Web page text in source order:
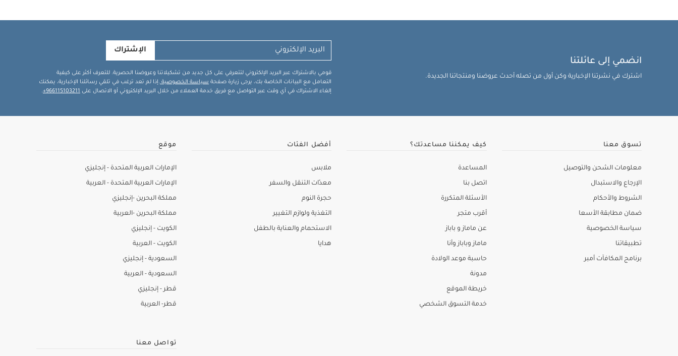
انضمي إلى عائلتنا
اشترك في نشرتنا الإخبارية وكن أول من تصله أحدث عروضنا ومنتجاتنا الجديدة.
الإشتراك
قومي بالاشتراك عبر البريد الإلكتروني لتتعرفي على كل جديد من تشكيلاتنا وعروضنا الحصرية. للتعرف أكثر على كيفية
التعامل مع البيانات الخاصة بك، يرجى زيارة صفحة سياسة الخصوصية .إذا لم تعد ترغب في تلقي رسائلنا الإخبارية، يمكنك
إلغاء الاشتراك في أي وقت عبر التواصل مع فريق خدمة العملاء من خلال البريد الإلكتروني أو الاتصال على 966115103211+
.
تسوق معنا
معلومات الشحن والتوصيل
الإرجاع والاستبدال
الشروط والأحكام
ضمان مطابقة الأسعا
سياسة الخصوصية
تطبيقاتنا
برنامج المكافآت أمبر
كيف يمكننا مساعدتك؟
المساعدة
اتصل بنا
الأسئلة المتكررة
أقرب متجر
عن ماماز و باباز
ماماز وباباز وأنا
حاسبة موعد الولادة
مدونة
خريطة الموقع
خدمة التسوق الشخصي
أفضل الفئات
ملابس
معدّات التنقل والسفر
حجرة النوم
التغذية ولوازم التغيير
الاستحمام والعناية بالطفل
هدايا
موقع
الإمارات العربية المتحدة - إنجليزي
الإمارات العربية المتحدة - العربية
مملكة البحرين -إنجليزي
مملكة البحرين -العربية
الكويت - إنجليزي
الكويت - العربية
السعودية - إنجليزي
السعودية - العربية
قطر - إنجليزي
قطر- العربية
تواصل معنا